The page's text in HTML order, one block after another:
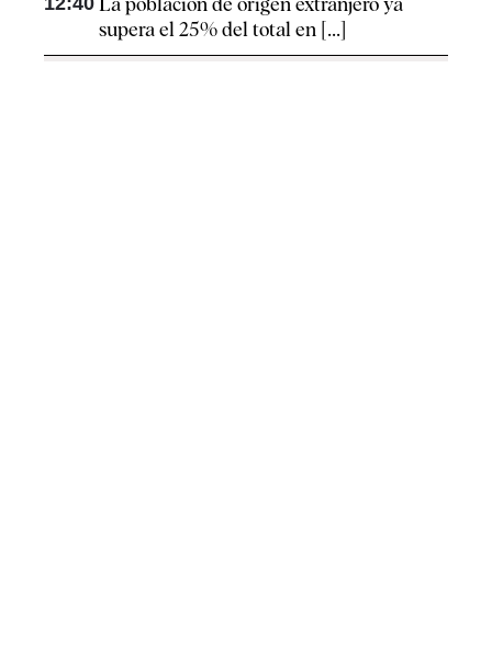
supera el 25% del total en [...]